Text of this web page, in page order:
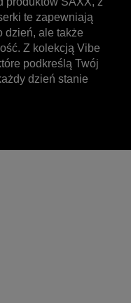
te zapewniają
dzień, ale także
Z kolekcją Vibe
podkreślą Twój
dzień stanie